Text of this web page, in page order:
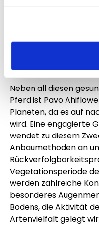
Ahiflower®Oil. Es ist
zum Beispiel auch
geschmeidig und hat
und Fellproblemen.
wird Ihr Pferd
Neben all diesen
Pferd ist Pavo
Planeten, da es auf
wird. Eine engagierte
wendet zu diesem
Anbaumethoden an
Vegetationsperiode
werden zahlreiche
besonderes
Bodens, die Aktivität
Artenvielfalt gelegt